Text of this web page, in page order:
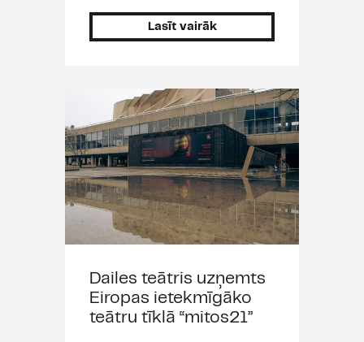
Lasīt vairāk
Dailes teātris uzņemts
Eiropas ietekmīgāko
teātru tīklā “mitos21”